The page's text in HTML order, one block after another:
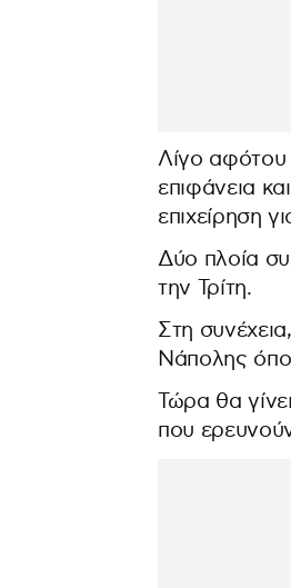
Λίγο αφότου
επιφάνεια
επιχείρηση
Δύο πλοία
την Τρίτη.
Στη
Νάπολης
Τώρα θα
που